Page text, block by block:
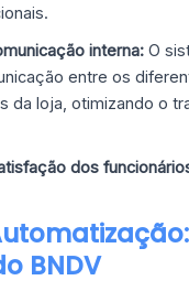
interna: O
entre os
da loja, otimizando o
dos
BNDV